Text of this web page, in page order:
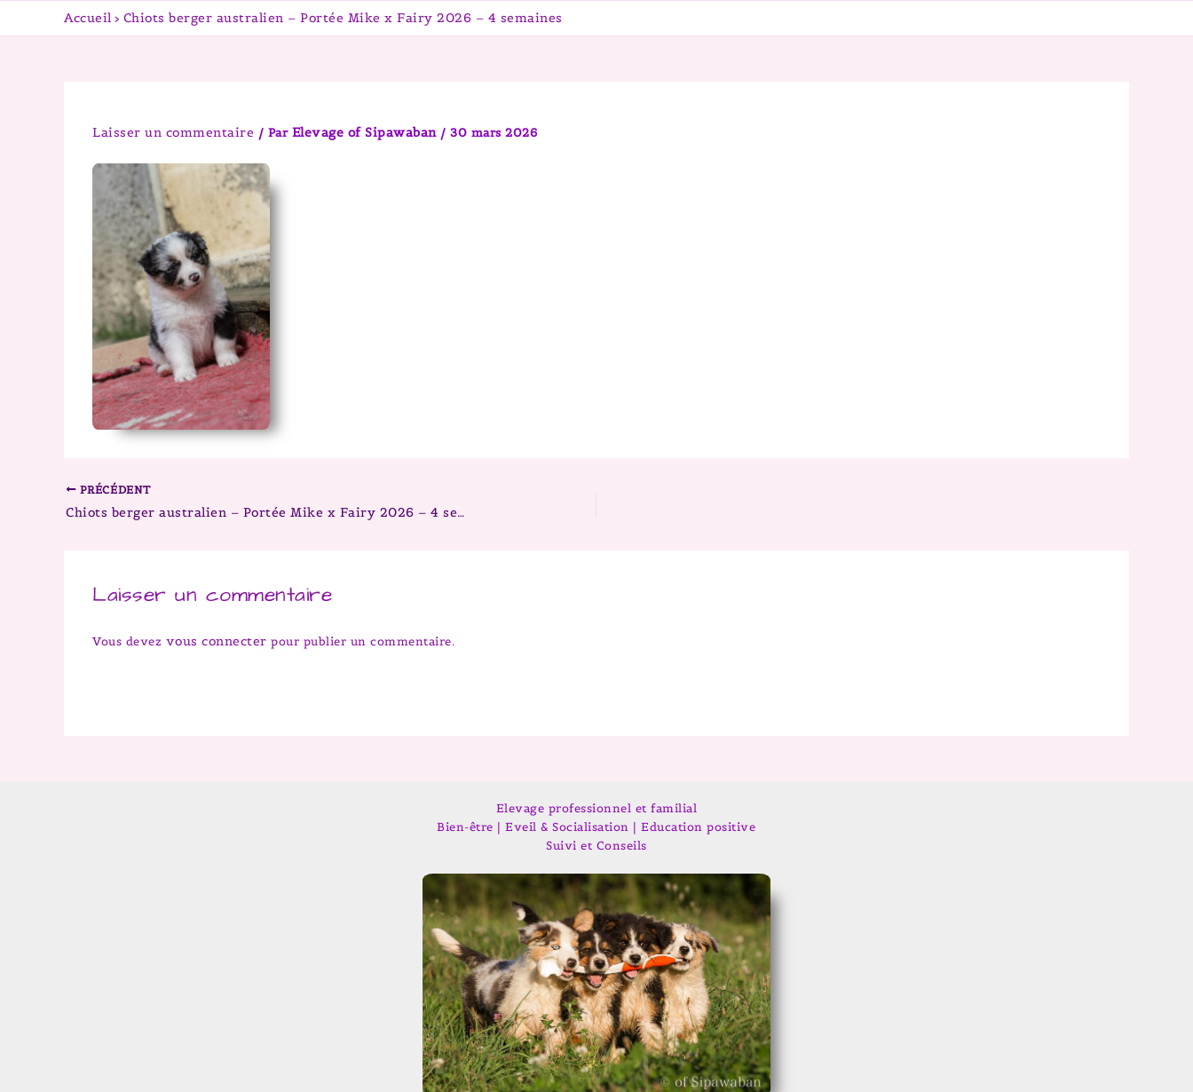
Accueil Chiots berger australien – Portée Mike x Fairy 2026 – 4 semaines
Laisser un commentaire / Par Elevage of Sipawaban / 30 mars 2026
PRÉCÉDENT
Chiots berger australien – Portée Mike x Fairy 2026 – 4 semaines
Laisser un commentaire
Vous devez vous connecter pour publier un commentaire.
Elevage professionnel et familial
Bien-être | Eveil & Socialisation | Education positive
Suivi et Conseils